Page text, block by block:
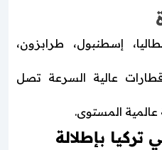
إسطنبول، طرابزون،
عالية السرعة تصل
المستوى.
بإطلالة